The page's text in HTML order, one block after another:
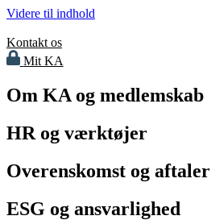
Videre til indhold
Kontakt os
Mit KA
Om KA og medlemskab
HR og værktøjer
Overenskomst og aftaler
ESG og ansvarlighed